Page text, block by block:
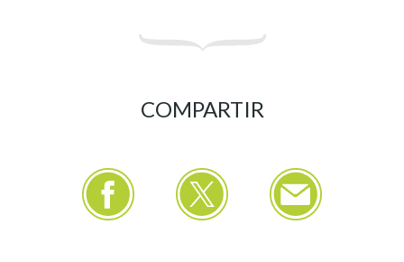
COMPARTIR